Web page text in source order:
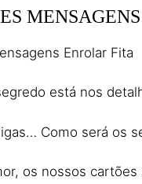
Enrolar Fita
está nos
Como será os
os nossos